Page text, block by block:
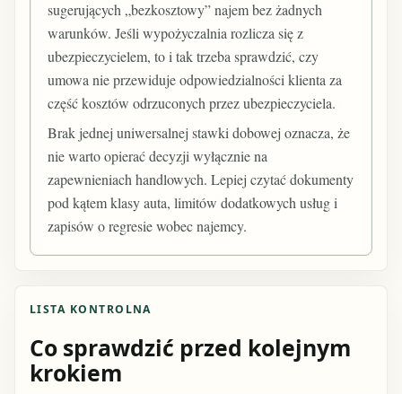
sugerujących „bezkosztowy” najem bez żadnych
warunków. Jeśli wypożyczalnia rozlicza się z
ubezpieczycielem, to i tak trzeba sprawdzić, czy
umowa nie przewiduje odpowiedzialności klienta za
część kosztów odrzuconych przez ubezpieczyciela.
Brak jednej uniwersalnej stawki dobowej oznacza, że
nie warto opierać decyzji wyłącznie na
zapewnieniach handlowych. Lepiej czytać dokumenty
pod kątem klasy auta, limitów dodatkowych usług i
zapisów o regresie wobec najemcy.
LISTA KONTROLNA
Co sprawdzić przed kolejnym
krokiem